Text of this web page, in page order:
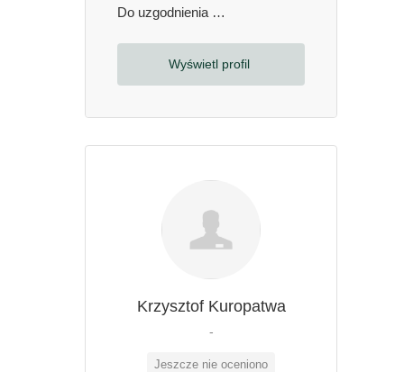
Do uzgodnienia
Wyświetl profil
Krzysztof Kuropatwa
-
Jeszcze nie oceniono